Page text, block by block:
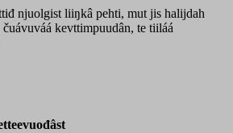
njuolgist liiŋkâ pehti, mut jis halijdah
kevttimpuudân, te tiiláá